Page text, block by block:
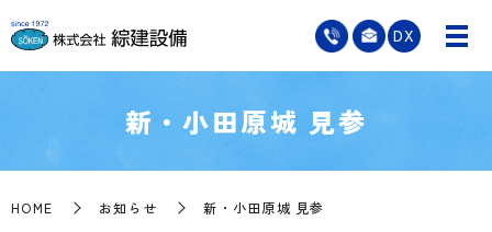
DX
新・小田原城 見参
HOME お知らせ 新・小田原城 見参